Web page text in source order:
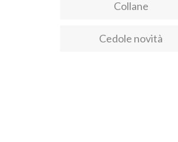
Collane
Cedole novità